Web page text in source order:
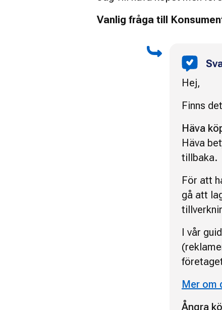
Vanlig fråga till
Hej,
Finns
Häva
Häva
tillbaka.
För att
gå att
I vår
Mer om
Ångra